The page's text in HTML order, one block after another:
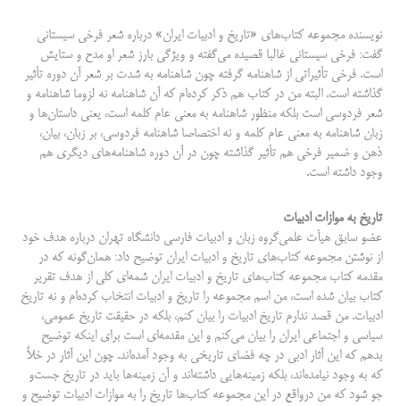
نویسنده مجموعه کتاب‌های «تاریخ و ادبیات ایران» درباره شعر فرخی سیستانی
گفت: فرخی سیستانی غالبا قصیده می‌گفته و ویژگی بارز شعر او مدح و ستایش
است. فرخی تأثیراتی از شاهنامه گرفته چون شاهنامه به شدت بر شعر آن دوره تأثیر
گذاشته است. البته من در کتاب هم ذکر کرده‌ام که آن شاهنامه نه لزوما شاهنامه و
شعر فردوسی است بلکه منظور شاهنامه به معنی عام کلمه است، یعنی داستان‌ها و
زبان شاهنامه به معنی عام کلمه و نه اختصاصا شاهنامه فردوسی، بر زبان، بیان،
ذهن و ضمیر فرخی هم تأثیر گذاشته چون در آن دوره شاهنامه‌های دیگری هم
وجود داشته است.
تاریخ به موازات ادبیات
عضو سابق هیأت علمی‌گروه زبان و ادبیات فارسی دانشگاه تهران درباره هدف خود
از نوشتن مجموعه کتاب‌های تاریخ و ادبیات ایران توضیح داد: همان‌گونه که در
مقدمه کتاب مجموعه کتاب‌های تاریخ و ادبیات ایران شمه‌ای کلی از هدف تقریر
کتاب بیان شده است، من اسم مجموعه را تاریخ و ادبیات انتخاب کرده‌ام و نه تاریخ
ادبیات. من قصد ندارم تاریخ ادبیات را بیان کنم، بلکه در حقیقت تاریخ عمومی،
سیاسی و اجتماعی ایران را بیان می‌کنم و این مقدمه‌ای است برای اینکه توضیح
بدهم که این آثار ادبی در چه فضای تاریخی به وجود آمده‌اند. چون این آثار در خلأ
که به وجود نیامده‌اند، بلکه زمینه‌هایی داشته‌اند و آن زمینه‌ها باید در تاریخ جست‌و
جو شود که من درواقع در این مجموعه کتاب‌ها تاریخ را به موازات ادبیات توضیح و